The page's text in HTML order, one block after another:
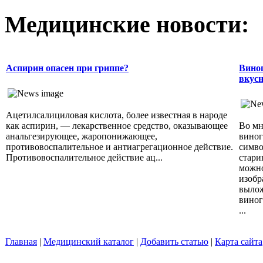
Медицинские новости:
Аспирин опасен при гриппе?
Ацетилсалициловая кислота, более известная в народе
как аспирин, — лекарственное средство, оказывающее
анальгезирующее, жаропонижающее,
противовоспалительное и антиагрегационное действие.
Противовоспалительное действие ац...
Во
...
Главная | Медицинский каталог | Добавить статью | Карта сайта